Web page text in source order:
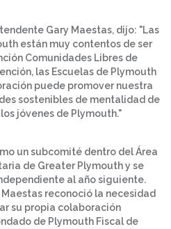
Gary Maestas, dijo: "Las
están muy contentos de ser
Comunidades Libres de
las Escuelas de Plymouth
puede promover nuestra
sostenibles de mentalidad de
jóvenes de Plymouth."
un subcomité dentro del Área
de Greater Plymouth y se
al año siguiente.
reconoció la necesidad
su propia colaboración
de Plymouth Fiscal de